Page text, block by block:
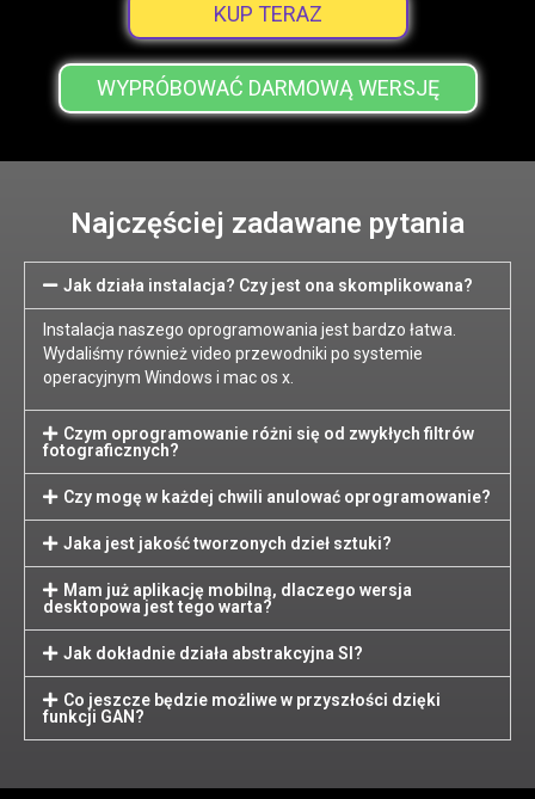
KUP TERAZ
WYPRÓBOWAĆ DARMOWĄ WERSJĘ
Najczęściej zadawane pytania
Jak działa instalacja? Czy jest ona skomplikowana?
Instalacja naszego oprogramowania jest bardzo łatwa.
Wydaliśmy również video przewodniki po systemie
operacyjnym Windows i mac os x.
Czym oprogramowanie różni się od zwykłych filtrów
fotograficznych?
Czy mogę w każdej chwili anulować oprogramowanie?
Jaka jest jakość tworzonych dzieł sztuki?
Mam już aplikację mobilną, dlaczego wersja
desktopowa jest tego warta?
Jak dokładnie działa abstrakcyjna SI?
Co jeszcze będzie możliwe w przyszłości dzięki
funkcji GAN?